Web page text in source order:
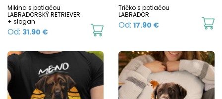
chosen
page
Mikina s potlačou
LABRADORSKÝ RETRIEVER
+ slogan
Od: 31.90 €
This
has
multiple
variants.
Tričko s potlačou
LABRADOR
Od: 17.90 €